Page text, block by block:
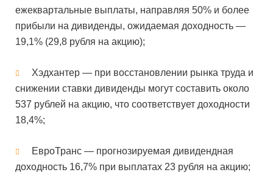
ежеквартальные выплаты, направляя 50% и более
прибыли на дивиденды, ожидаемая доходность —
19,1% (29,8 рубля на акцию);
Хэдхантер — при восстановлении рынка труда и
снижении ставки дивиденды могут составить около
537 рублей на акцию, что соответствует доходности
18,4%;
ЕвроТранс — прогнозируемая дивидендная
доходность 16,7% при выплатах 23 рубля на акцию;